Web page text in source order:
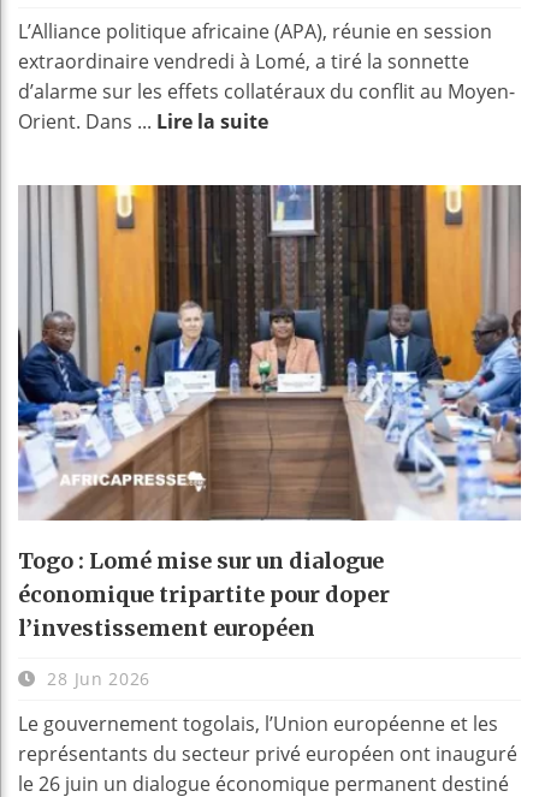
L’Alliance politique africaine (APA), réunie en session
extraordinaire vendredi à Lomé, a tiré la sonnette
d’alarme sur les effets collatéraux du conflit au Moyen-
Orient. Dans ... Lire la suite
Togo : Lomé mise sur un dialogue
économique tripartite pour doper
l’investissement européen
28 Jun 2026
Le gouvernement togolais, l’Union européenne et les
représentants du secteur privé européen ont inauguré
le 26 juin un dialogue économique permanent destiné